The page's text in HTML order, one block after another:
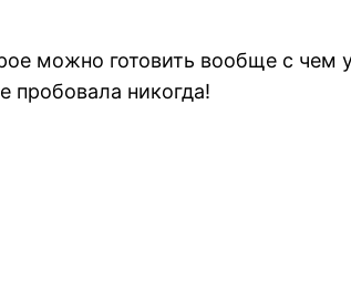
можно готовить вообще с чем
пробовала никогда!